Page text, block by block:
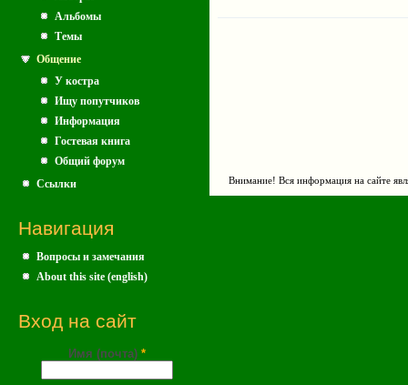
Альбомы
Темы
Общение
У костра
Ищу попутчиков
Информация
Гостевая книга
Общий форум
Ссылки
Навигация
Вопросы и замечания
About this site (english)
Вход на сайт
Имя (почта) *
Внимание! Вся информация на сайте